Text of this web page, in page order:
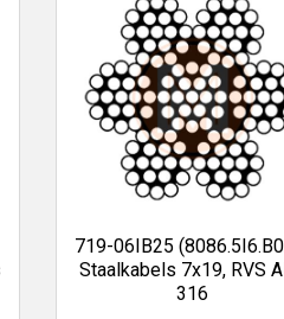
719-06IB25
Staalkabels 7x19, RVS
316